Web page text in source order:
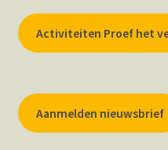
Activiteiten Proef het
Aanmelden nieuwsbrief